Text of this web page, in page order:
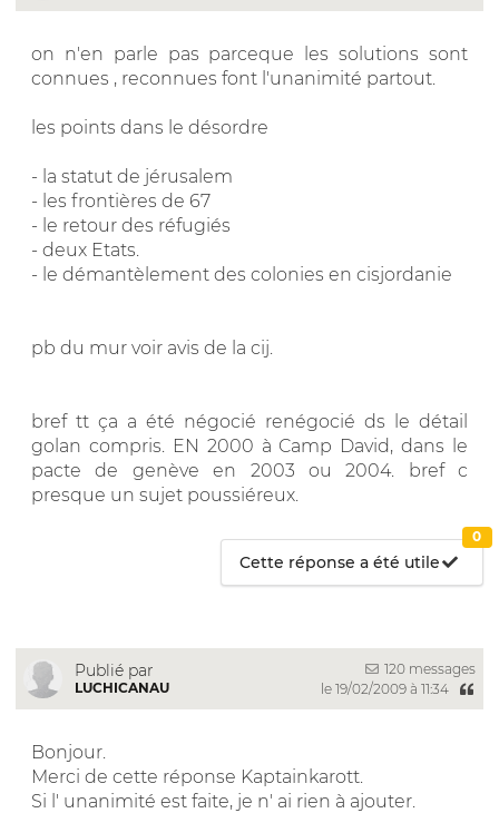
on n'en parle pas parceque les solutions sont
connues , reconnues font l'unanimité partout.
les points dans le désordre
- la statut de jérusalem
- les frontières de 67
- le retour des réfugiés
- deux Etats.
- le démantèlement des colonies en cisjordanie
pb du mur voir avis de la cij.
bref tt ça a été négocié renégocié ds le détail
golan compris. EN 2000 à Camp David, dans le
pacte de genève en 2003 ou 2004. bref c
presque un sujet poussiéreux.
Cette réponse a été utile
0
Publié par
LUCHICANAU
120 messages
le 19/02/2009 à 11:34
Bonjour.
Merci de cette réponse Kaptainkarott.
Si l' unanimité est faite, je n' ai rien à ajouter.